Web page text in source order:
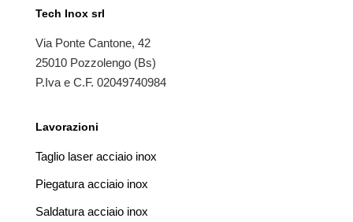
Tech Inox srl
Via Ponte Cantone, 42
25010 Pozzolengo (Bs)
P.Iva e C.F. 02049740984
Lavorazioni
Taglio laser acciaio inox
Piegatura acciaio inox
Saldatura acciaio inox